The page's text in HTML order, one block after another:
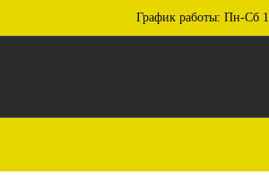
График работы: Пн-Сб